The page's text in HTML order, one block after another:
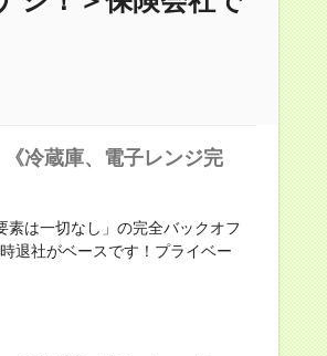
冷蔵庫、電子レンジ完
は一切なし」の完全バックオフ
退社がベースです！プライベー